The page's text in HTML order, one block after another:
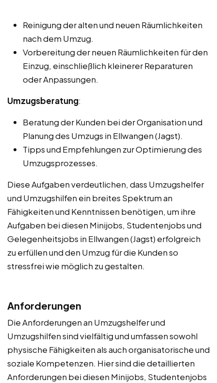
Reinigung der alten und neuen Räumlichkeiten
nach dem Umzug.
Vorbereitung der neuen Räumlichkeiten für den
Einzug, einschließlich kleinerer Reparaturen
oder Anpassungen.
Umzugsberatung:
Beratung der Kunden bei der Organisation und
Planung des Umzugs in Ellwangen (Jagst).
Tipps und Empfehlungen zur Optimierung des
Umzugsprozesses.
Diese Aufgaben verdeutlichen, dass Umzugshelfer
und Umzugshilfen ein breites Spektrum an
Fähigkeiten und Kenntnissen benötigen, um ihre
Aufgaben bei diesen Minijobs, Studentenjobs und
Gelegenheitsjobs in Ellwangen (Jagst) erfolgreich
zu erfüllen und den Umzug für die Kunden so
stressfrei wie möglich zu gestalten.
Anforderungen
Die Anforderungen an Umzugshelfer und
Umzugshilfen sind vielfältig und umfassen sowohl
physische Fähigkeiten als auch organisatorische und
soziale Kompetenzen. Hier sind die detaillierten
Anforderungen bei diesen Minijobs, Studentenjobs